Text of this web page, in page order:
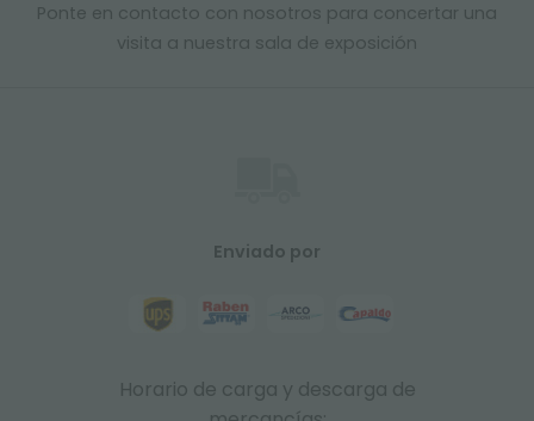
Ponte en contacto con nosotros para concertar una
visita a nuestra sala de exposición
Enviado por
Horario de carga y descarga de